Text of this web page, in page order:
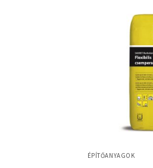
ÉPÍTŐANYAGOK